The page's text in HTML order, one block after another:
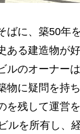
に、築50年
ある建造物が
ルのオーナー
物に疑問を持
を残して運営
ルを所有し、